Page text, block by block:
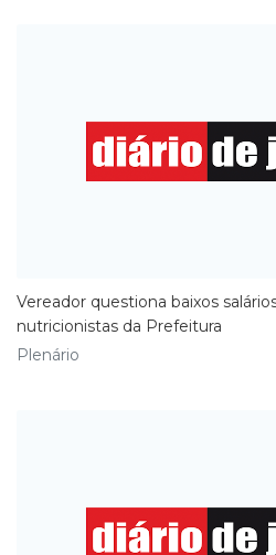
​Vereador questiona baixos
nutricionistas da Prefeitura
Plenário